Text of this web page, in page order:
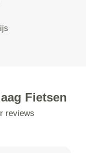
Fietsen
reviews